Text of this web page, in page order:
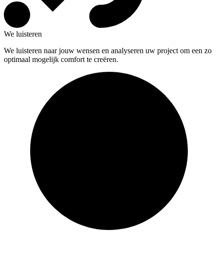
We luisteren
We luisteren naar jouw wensen en analyseren uw project om een zo
optimaal mogelijk comfort te creëren.